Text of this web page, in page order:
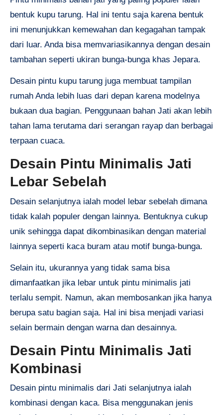
bentuk kupu tarung. Hal ini tentu saja karena bentuk
ini menunjukkan kemewahan dan kegagahan tampak
dari luar. Anda bisa memvariasikannya dengan desain
tambahan seperti ukiran bunga-bunga khas Jepara.
Desain pintu kupu tarung juga membuat tampilan
rumah Anda lebih luas dari depan karena modelnya
bukaan dua bagian. Penggunaan bahan Jati akan lebih
tahan lama terutama dari serangan rayap dan berbagai
terpaan cuaca.
Desain Pintu Minimalis Jati
Lebar Sebelah
Desain selanjutnya ialah model lebar sebelah dimana
tidak kalah populer dengan lainnya. Bentuknya cukup
unik sehingga dapat dikombinasikan dengan material
lainnya seperti kaca buram atau motif bunga-bunga.
Selain itu, ukurannya yang tidak sama bisa
dimanfaatkan jika lebar untuk pintu minimalis jati
terlalu sempit. Namun, akan membosankan jika hanya
berupa satu bagian saja. Hal ini bisa menjadi variasi
selain bermain dengan warna dan desainnya.
Desain Pintu Minimalis Jati
Kombinasi
Desain pintu minimalis dari Jati selanjutnya ialah
kombinasi dengan kaca. Bisa menggunakan jenis